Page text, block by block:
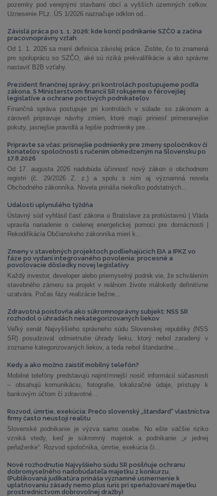
pozemky pod verejnými stavbami obcí a vyšších územných celkov.
Uznesenie PLz. ÚS 1/2026 naznačuje odklon od...
Závislá práca po 1. 1. 2026: kde končí podnikanie SZČO a začína
pracovnoprávny vzťah
Od 1. 1. 2026 sa mení definícia závislej práce. Zistite, čo to znamená
pre spoluprácu so SZČO, aké sú riziká prekvalifikácie a ako správne
nastaviť B2B vzťahy.
Prezident finančnej správy: pri kontrolách postupujeme podľa
zákona. S Ministerstvom financií SR rokujeme o férovejšej
legislatíve a ochrane poctivých podnikateľov
Finančná správa postupuje pri kontrolách v súlade so zákonom a
zároveň pripravuje návrhy zmien, ktoré majú priniesť primeranejšie
pokuty, jasnejšie pravidlá a lepšie podmienky pre...
Pripravte sa včas: prísnejšie podmienky pre zmeny spoločníkov či
konateľov spoločnosti s ručením obmedzeným na Slovensku po
17.8.2026
Od 17. augusta 2026 nadobúda účinnosť nový zákon o obchodnom
registri (č. 29/2026 Z. z.) a spolu s ním aj významná novela
Obchodného zákonníka. Novela prináša niekoľko podstatných...
Udalosti uplynulého týždňa
Ústavný súd vyhlásil časť zákona o Bratislave za protiústavnú | Vláda
upravila nariadenie o cielenej energetickej pomoci pre domácnosti |
Rekodifikácia Občianskeho zákonníka mieri k...
Zmeny v stavebných projektoch podliehajúcich EIA a IPKZ vo
fáze po vydaní integrovaného povolenia: procesné a
povoľovacie dôsledky novej legislatívy
Každý investor, developer alebo priemyselný podnik vie, že schválením
stavebného zámeru sa projekt v reálnom živote málokedy definitívne
uzatvára. Počas fázy realizácie bežne...
Zdravotná poisťovňa ako súkromnoprávny subjekt: NSS SR
rozhodol o úhradách nekategorizovaných liekov
Veľký senát Najvyššieho správneho súdu Slovenskej republiky (NSS
SR) posudzoval odmietnutie úhrady lieku, ktorý nebol zaradený v
zozname kategorizovaných liekov, a teda nebol štandardne...
Kedy a ako možno zaistiť mobilný telefón?
Mobilné telefóny predstavujú najintímnejší nosič informácií súčasnosti
– obsahujú komunikáciu, fotografie, lokalizačné údaje, prístupy k
bankovým účtom či zdravotné...
Rozvod, úmrtie, exekúcia: Prečo slovenský „štandard“ vlastníctva
firmy často neustojí realitu
Slovenské podnikanie je výzva samo osebe. No ešte väčšie riziko
vzniká vtedy, keď je súkromný majetok a podnikanie „v jednej
peňaženke“. Rozvod spoločníka, úmrtie, exekúcia či...
Nové rozhodnutie Najvyššieho súdu SR posilňuje ochranu
dobromyseľného nadobúdateľa majetku z konkurzu.
(Publikovaná judikatúra prináša významné usmernenie k
uplatňovaniu zásady nemo plus iuris pri speňažovaní majetku
prostredníctvom dobrovoľnej dražby)